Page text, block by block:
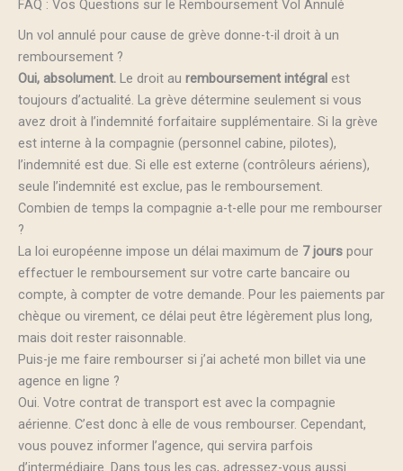
FAQ : Vos Questions sur le Remboursement Vol Annulé
Un vol annulé pour cause de grève donne-t-il droit à un
remboursement ?
Oui, absolument. Le droit au remboursement intégral est
toujours d’actualité. La grève détermine seulement si vous
avez droit à l’indemnité forfaitaire supplémentaire. Si la grève
est interne à la compagnie (personnel cabine, pilotes),
l’indemnité est due. Si elle est externe (contrôleurs aériens),
seule l’indemnité est exclue, pas le remboursement.
Combien de temps la compagnie a-t-elle pour me rembourser
?
La loi européenne impose un délai maximum de 7 jours pour
effectuer le remboursement sur votre carte bancaire ou
compte, à compter de votre demande. Pour les paiements par
chèque ou virement, ce délai peut être légèrement plus long,
mais doit rester raisonnable.
Puis-je me faire rembourser si j’ai acheté mon billet via une
agence en ligne ?
Oui. Votre contrat de transport est avec la compagnie
aérienne. C’est donc à elle de vous rembourser. Cependant,
vous pouvez informer l’agence, qui servira parfois